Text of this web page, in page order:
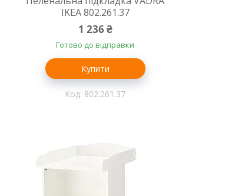
IKEA 802.261.37
1 236 ₴
Готово до відправки
Купити
802.261.37